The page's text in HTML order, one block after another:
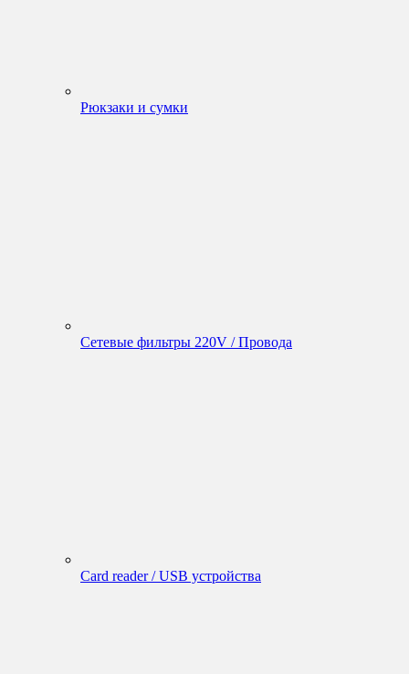
Рюкзаки и сумки
Сетевые фильтры 220V / Провода
Card reader / USB устройства